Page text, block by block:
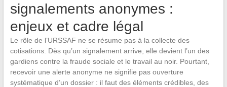
signalements anonymes :
enjeux et cadre légal
Le rôle de l’URSSAF ne se résume pas à la collecte des
cotisations. Dès qu’un signalement arrive, elle devient l’un des
gardiens contre la fraude sociale et le travail au noir. Pourtant,
recevoir une alerte anonyme ne signifie pas ouverture
systématique d’un dossier : il faut des éléments crédibles, des